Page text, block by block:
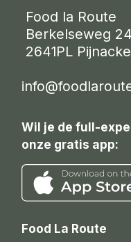
Food la Route
Berkelseweg
2641PL
Wil je de full-
onze gratis app:
Food La Route